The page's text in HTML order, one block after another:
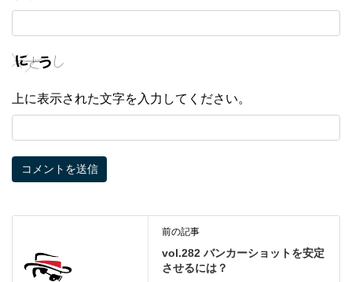
上に表示された文字を入力してください。
前の記事
vol.282 バンカーショットを安定
させるには？